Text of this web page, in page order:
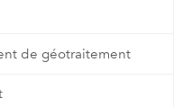
de géotraitement